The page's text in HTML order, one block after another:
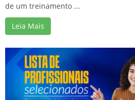
de um treinamento ...
Leia Mais